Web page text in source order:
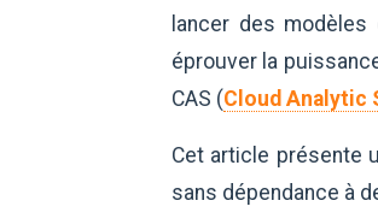
lancer des
éprouver la
CAS (Cloud Analytic
Cet article présente
sans dépendance à